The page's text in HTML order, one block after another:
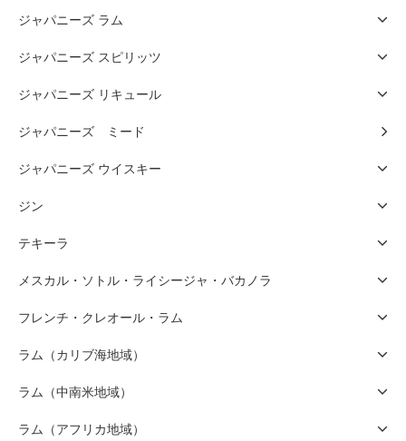
ジャパニーズ ラム
ジャパニーズ スピリッツ
ジャパニーズ リキュール
ジャパニーズ ミード
ジャパニーズ ウイスキー
ジン
テキーラ
メスカル・ソトル・ライシージャ・バカノラ
フレンチ・クレオール・ラム
ラム（カリブ海地域）
ラム（中南米地域）
ラム（アフリカ地域）